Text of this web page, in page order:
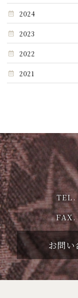
2024
2023
2022
2021
TEL.
FAX.
お問い